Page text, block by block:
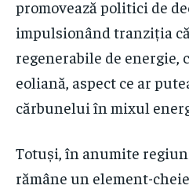
promovează politici de
impulsionând tranziția
regenerabile de energie,
eoliană, aspect ce ar
cărbunelui în mixul
Totuși, în anumite
rămâne un element-